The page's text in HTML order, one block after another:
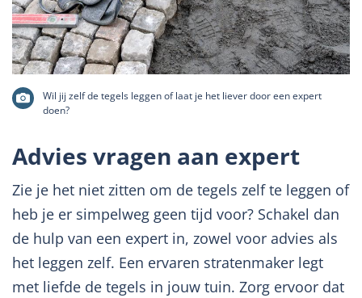
Wil jij zelf de tegels leggen of laat je het liever door een expert
doen?
Advies vragen aan expert
Zie je het niet zitten om de tegels zelf te leggen of
heb je er simpelweg geen tijd voor? Schakel dan
de hulp van een expert in, zowel voor advies als
het leggen zelf. Een ervaren stratenmaker legt
met liefde de tegels in jouw tuin. Zorg ervoor dat